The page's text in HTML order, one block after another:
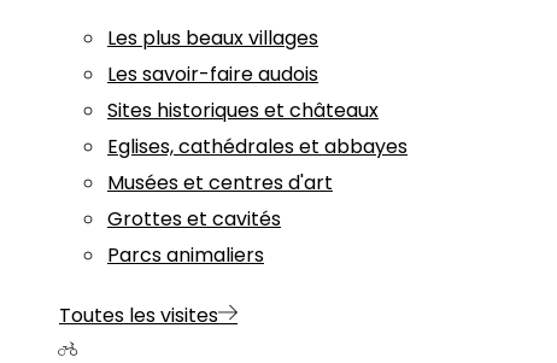
Les plus beaux villages
Les savoir-faire audois
Sites historiques et châteaux
Eglises, cathédrales et abbayes
Musées et centres d'art
Grottes et cavités
Parcs animaliers
Toutes les visites